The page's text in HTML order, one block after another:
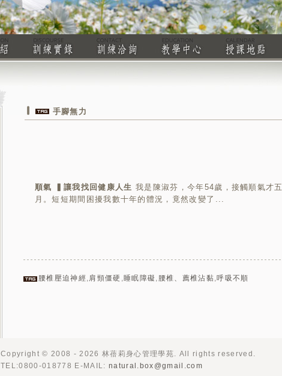
手腳無力
順氣 ▍讓我找回健康人生 我是陳淑芬，今年54歲，接觸順氣才
月。短短期間困擾我數十年的體況，竟然改變了...
腰椎壓迫神經 ,肩頸僵硬 ,睡眠障礙 , 腰椎、薦椎沾黏,呼吸不順
Copyright © 2008 - 2026 林蓓莉身心管理學苑. All rights reserved.
TEL:0800-018778 E-MAIL: natural.box@gmail.com